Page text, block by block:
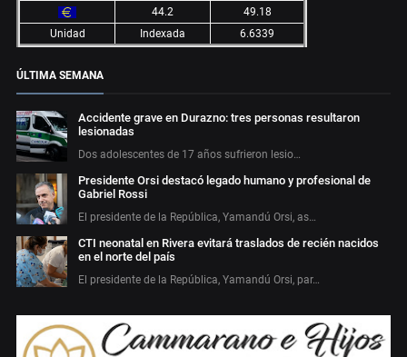
44.2
49.18
Unidad
Indexada 6.6339
ÚLTIMA SEMANA
Accidente grave en Durazno: tres personas resultaron
lesionadas
Dos adolescentes de 17 años sufrieron lesio…
Presidente Orsi destacó legado humano y profesional de
Gabriel Rossi
El presidente de la República, Yamandú Orsi, as…
CTI neonatal en Rivera evitará traslados de recién nacidos
en el norte del país
El presidente de la República, Yamandú Orsi, par…